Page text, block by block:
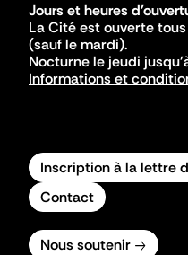
Jours et heures
La Cité est ouverte
(sauf le mardi).
Nocturne le jeudi
Informations et
Inscription à la lettre
Contact
Nous soutenir